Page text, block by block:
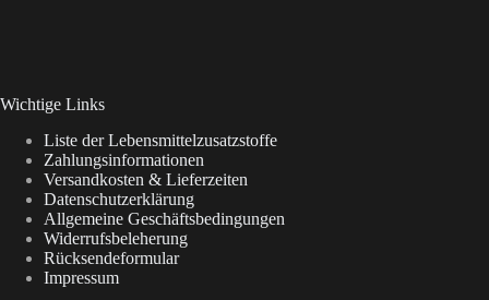
Wichtige Links
Liste der Lebensmittelzusatzstoffe
Zahlungsinformationen
Versandkosten & Lieferzeiten
Datenschutzerklärung
Allgemeine Geschäftsbedingungen
Widerrufsbeleherung
Rücksendeformular
Impressum